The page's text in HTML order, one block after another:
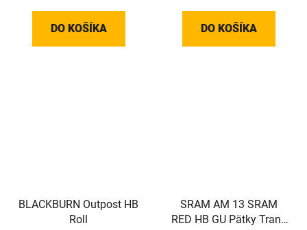
DO KOŠÍKA DO KOŠÍKA
BLACKBURN Outpost HB
Roll
SRAM AM 13 SRAM
RED HB GU Pätky Trans